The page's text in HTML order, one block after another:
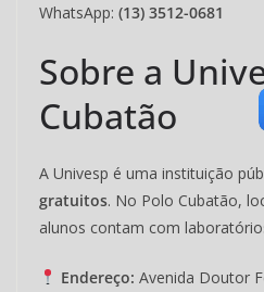
WhatsApp: (13) 3512-0681
Sobre a
Cubatão
A Univesp é uma instituição
gratuitos. No Polo Cubatão,
alunos contam com
Endereço: Avenida Doutor